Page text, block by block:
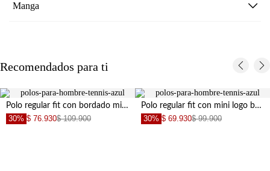
Manga
Recomendados para ti
Polo regular fit con bordado minimal en algodón azul para hombre
30% $ 76.930$ 109.900
Polo regular fit con mini logo bordado de algodón azul cielo para hombre
30% $ 69.930$ 99.900